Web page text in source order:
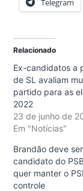
Telegram
Relacionado
Ex-candidatos a
de SL avaliam
partido para as
2022
23 de junho de
Em "Notícias"
Brandão deve
candidato do
quer manter o
controle